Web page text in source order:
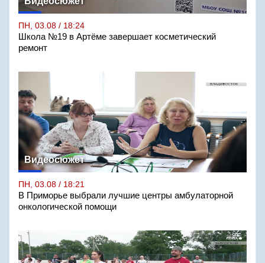
ПН, 03.08 / 18:24
Школа №19 в Артёме завершает косметический
ремонт
Видеосюжет
ПН, 03.08 / 18:21
В Приморье выбрали лучшие центры амбулаторной
онкологической помощи